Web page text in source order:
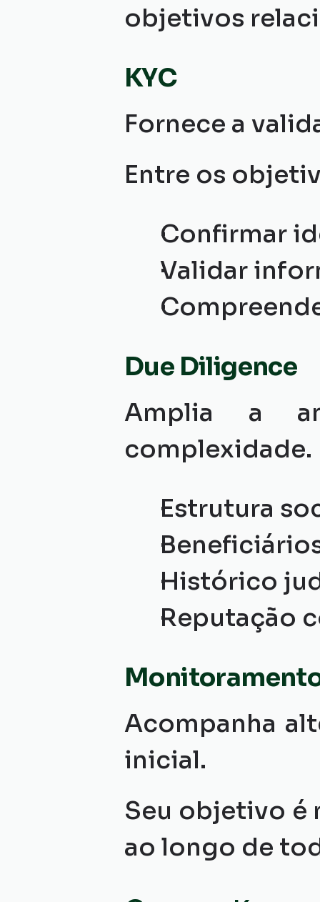
objetivos
KYC
Fornece a
Entre os
Confirmar
Validar
Due Diligence
Amplia a
complexidade.
Estrutura
Histórico
Reputação
Acompanha
inicial.
Seu objetivo é
ao longo de